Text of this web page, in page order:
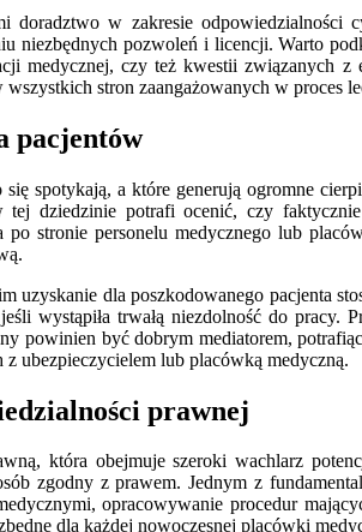
doradztwo w zakresie
niezbędnych pozwoleń i licencji. Warto
medycznej, czy też kwestii
stron zaangażowanych w proces
pacjentów
spotykają, a które generują ogromne
dziedzinie potrafi ocenić, czy
stronie personelu medycznego lub
uzyskanie dla poszkodowanego pacjenta
wystąpiła trwałą niezdolność do
powinien być dobrym mediatorem,
ubezpieczycielem lub placówką medyczną.
prawnej
która obejmuje szeroki wachlarz
zgodny z prawem. Jednym z
opracowywanie procedur
dla każdej nowoczesnej placówki